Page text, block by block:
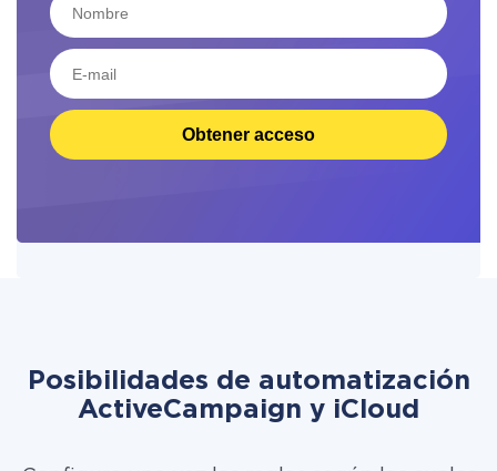
Obtener acceso
Posibilidades de automatización
ActiveCampaign y iCloud